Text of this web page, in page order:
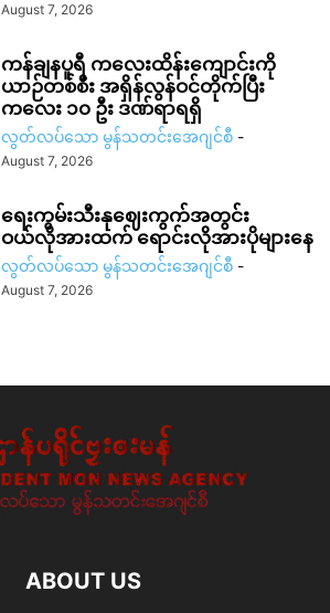
August 7, 2026
ကန်ချနပူရီ ကလေးထိန်းကျောင်းကို
ယာဉ်တစ်စီး အရှိန်လွန်ဝင်တိုက်ပြီး
ကလေး ၁၀ ဦး ဒဏ်ရာရရှိ
လွတ်လပ်သော မွန်သတင်းအေဂျင်စီ -
August 7, 2026
ရေးကွမ်းသီးနုဈေးကွက်အတွင်း
ဝယ်လိုအားထက် ရောင်းလိုအားပိုများနေ
လွတ်လပ်သော မွန်သတင်းအေဂျင်စီ -
August 7, 2026
ABOUT US